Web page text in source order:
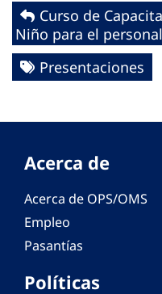
Curso de
Niño para el
Presentaciones
Acerca de
Acerca de OPS/OMS
Empleo
Pasantías
Políticas